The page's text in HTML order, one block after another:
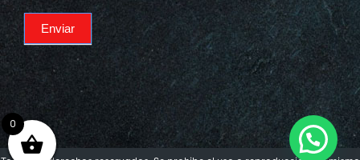
Enviar
0